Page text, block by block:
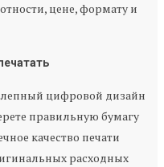
цене, формату и
цифровой дизайн
правильную бумагу
качество печати
расходных